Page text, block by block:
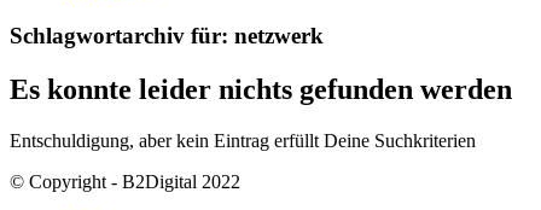
Schlagwortarchiv für: netzwerk
Es konnte leider nichts gefunden werden
Entschuldigung, aber kein Eintrag erfüllt Deine Suchkriterien
© Copyright - B2Digital 2022